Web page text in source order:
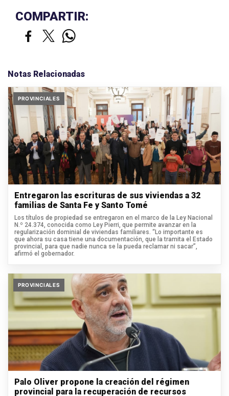
COMPARTIR:
Notas Relacionadas
PROVINCIALES
Entregaron las escrituras de sus viviendas a 32
familias de Santa Fe y Santo Tomé
Los títulos de propiedad se entregaron en el marco de la Ley Nacional
N.º 24.374, conocida como Ley Pierri, que permite avanzar en la
regularización dominial de viviendas familiares. “Lo importante es
que ahora su casa tiene una documentación, que la tramita el Estado
provincial, para que nadie nunca se la pueda reclamar ni sacar”,
afirmó el gobernador.
PROVINCIALES
Palo Oliver propone la creación del régimen
provincial para la recuperación de recursos